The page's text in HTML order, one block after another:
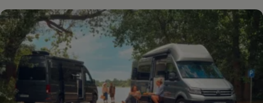
75 Jahre Bulli Jubiläum
Bulli Magazin
Fahrzeugabholung ab Werk
Uptime